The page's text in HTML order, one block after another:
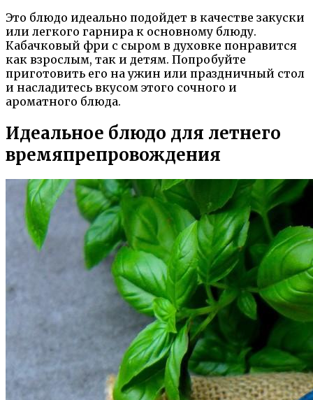
Это блюдо идеально подойдет в качестве закуски
или легкого гарнира к основному блюду.
Кабачковый фри с сыром в духовке понравится
как взрослым, так и детям. Попробуйте
приготовить его на ужин или праздничный стол
и насладитесь вкусом этого сочного и
ароматного блюда.
Идеальное блюдо для летнего
времяпрепровождения